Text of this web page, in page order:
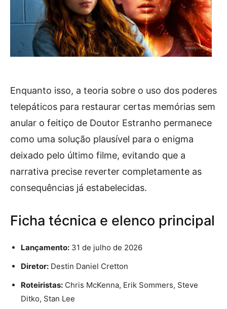
Enquanto isso, a teoria sobre o uso dos poderes
telepáticos para restaurar certas memórias sem
anular o feitiço de Doutor Estranho permanece
como uma solução plausível para o enigma
deixado pelo último filme, evitando que a
narrativa precise reverter completamente as
consequências já estabelecidas.
Ficha técnica e elenco principal
Lançamento: 31 de julho de 2026
Diretor: Destin Daniel Cretton
Roteiristas: Chris McKenna, Erik Sommers, Steve
Ditko, Stan Lee